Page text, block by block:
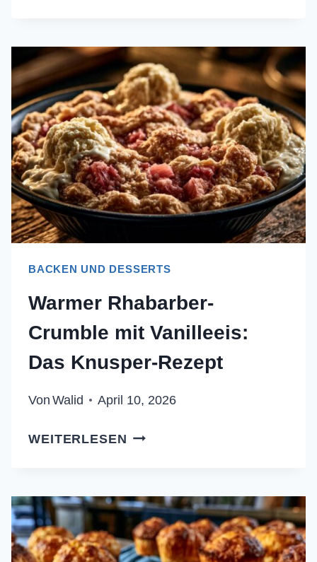
REZEPT
MIT
ANTI-
MATSCHE-
BODEN
BACKEN UND DESSERTS
Warmer Rhabarber-
Crumble mit Vanilleeis:
Das Knusper-Rezept
Von Walid April 10, 2026
WEITERLESEN WARMER
MIT
VANILLEEIS:
DAS
KNUSPER-